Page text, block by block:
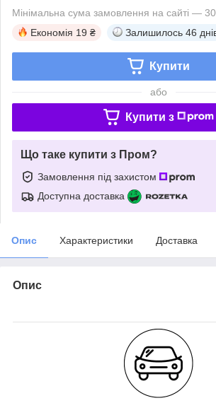
Мінімальна сума замовлення на сайті —
Економія 19 ₴ Залишилось 46
Купити
або
Купити з
Що таке купити з Пром?
Замовлення під захистом
Доступна доставка
Опис Характеристики Доставка
Опис